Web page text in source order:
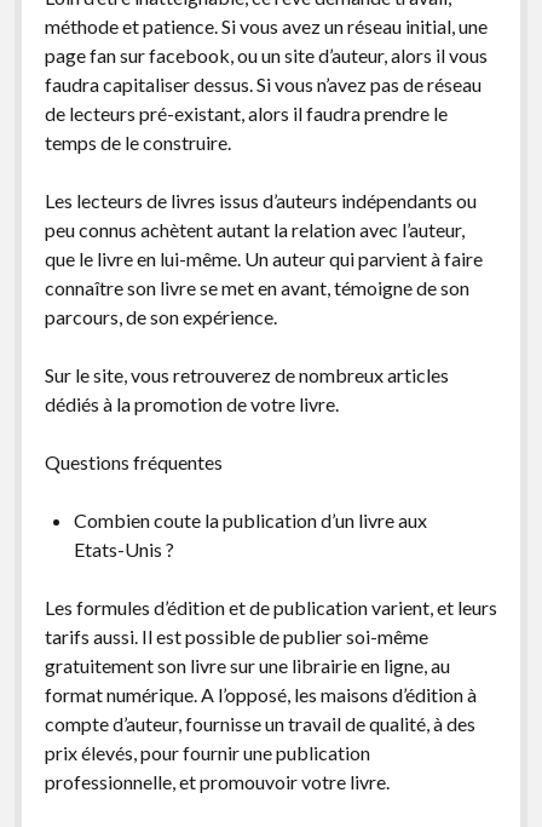
méthode et patience. Si vous avez un réseau initial, une
page fan sur facebook, ou un site d’auteur, alors il vous
faudra capitaliser dessus. Si vous n’avez pas de réseau
de lecteurs pré-existant, alors il faudra prendre le
temps de le construire.
Les lecteurs de livres issus d’auteurs indépendants ou
peu connus achètent autant la relation avec l’auteur,
que le livre en lui-même. Un auteur qui parvient à faire
connaître son livre se met en avant, témoigne de son
parcours, de son expérience.
Sur le site, vous retrouverez de nombreux articles
dédiés à la promotion de votre livre.
Questions fréquentes
Combien coute la publication d’un livre aux
Etats-Unis ?
Les formules d’édition et de publication varient, et leurs
tarifs aussi. Il est possible de publier soi-même
gratuitement son livre sur une librairie en ligne, au
format numérique. A l’opposé, les maisons d’édition à
compte d’auteur, fournisse un travail de qualité, à des
prix élevés, pour fournir une publication
professionnelle, et promouvoir votre livre.